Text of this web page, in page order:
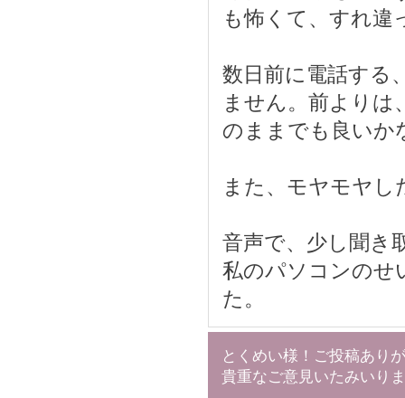
も怖くて、すれ違
数日前に電話する
ません。前よりは
のままでも良いか
また、モヤモヤ
音声で、少し聞き
私のパソコンのせ
た。
とくめい様！ご投稿あり
貴重なご意見いたみいり